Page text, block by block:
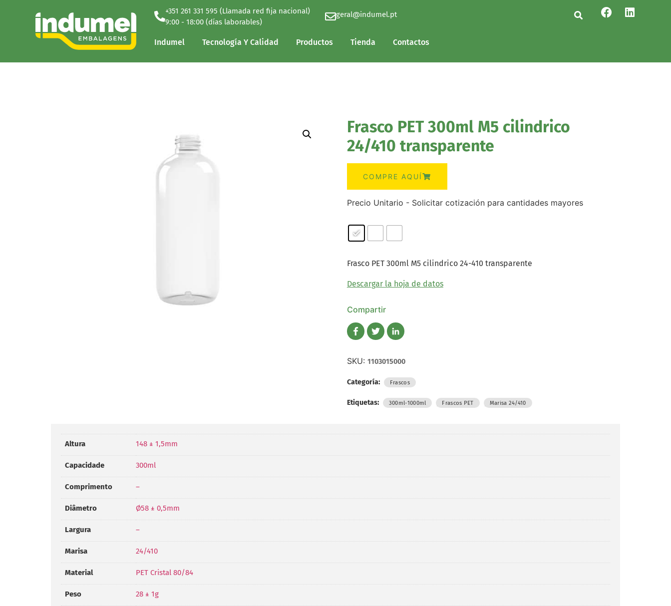
+351 261 331 595 (Llamada red fija nacional)
9:00 - 18:00 (días laborables)
geral@indumel.pt
Indumel Tecnología Y Calidad Productos Tienda Contactos
Indumel Tecnología Y Calidad Productos Tienda Contactos
Frasco PET 300ml M5 cilindrico
24/410 transparente
COMPRE AQUÍ
Precio Unitario - Solicitar cotización para cantidades mayores
Frasco PET 300ml M5 cilindrico 24-410 transparente
Descargar la hoja de datos
Compartir
SKU: 1103015000
Categoría: Frascos
Etiquetas: 300ml-1000ml Frascos PET , Marisa 24/410
Altura 148 ± 1,5mm
Capacidade 300ml
Comprimento –
Diâmetro Ø58 ± 0,5mm
Largura –
Marisa 24/410
Material PET Cristal 80/84
Peso 28 ± 1g